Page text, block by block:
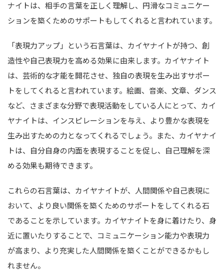
ナイトは、相手の言葉を正しく理解し、円滑なコミュニケー
ションを築くためのサポートもしてくれると言われています。
「表現力アップ」という石言葉は、カイヤナイトが持つ、創
造性や自己表現力を高める効果に由来します。カイヤナイト
は、芸術的な才能を開花させ、独自の表現を生み出すサポー
トをしてくれると言われています。絵画、音楽、文章、ダンス
など、さまざまな分野で表現活動をしている人にとって、カイ
ヤナイトは、インスピレーションを与え、より豊かな表現を
生み出すための力となってくれるでしょう。また、カイヤナイ
トは、自分自身の内面を表現することを促し、自己理解を深
める効果も期待できます。
これらの石言葉は、カイヤナイトが、人間関係や自己表現に
おいて、より良い関係を築くためのサポートをしてくれる石
であることを示しています。カイヤナイトを身に着けたり、身
近に置いたりすることで、コミュニケーション能力や表現力
が高まり、より充実した人間関係を築くことができるかもし
れません。